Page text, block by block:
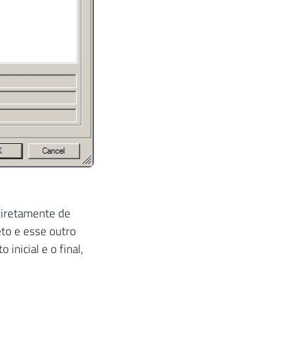
de
e esse outro
inicial e o final,